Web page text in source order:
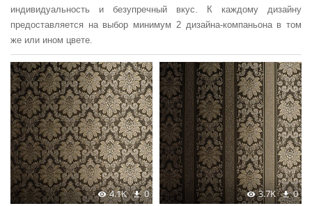
индивидуальность и безупречный вкус. К каждому дизайну
предоставляется на выбор минимум 2 дизайна-компаньона в том
же или ином цвете.
4.1K 0 3.7K 0